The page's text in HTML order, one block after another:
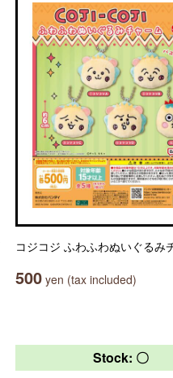
コジコジ ふわふわぬいぐるみ
500 yen (tax included)
Stock: 〇